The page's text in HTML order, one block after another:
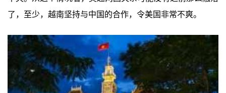
了，至少，越南坚持与中国的合作，令美国非常不爽。